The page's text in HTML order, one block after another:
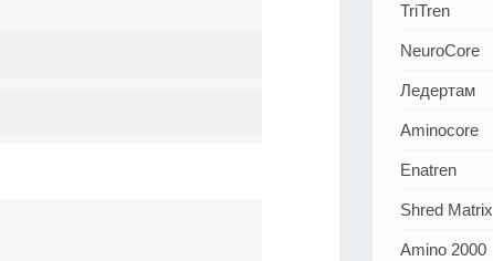
TriTren
NeuroCore
Ледертам
Aminocore
Enatren
Shred Matrix
Amino 2000